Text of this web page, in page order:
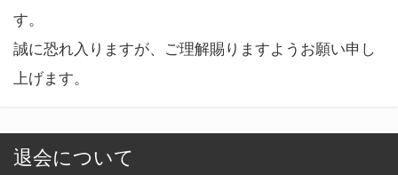
す。
誠に恐れ入りますが、ご理解賜りますようお願い申し
上げます。
退会について